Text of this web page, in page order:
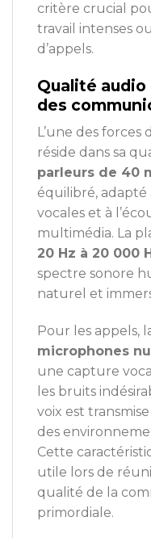
critère crucial
travail intenses
d’appels.
Qualité
des
L’une des forces
réside dans sa
parleurs de 40
équilibré, adapté
vocales et à
multimédia. La
20 Hz à 20 000
spectre sonore
naturel et
Pour les appels,
microphones
une capture
les bruits
voix est
des
Cette
utile lors de
qualité de la
primordiale.